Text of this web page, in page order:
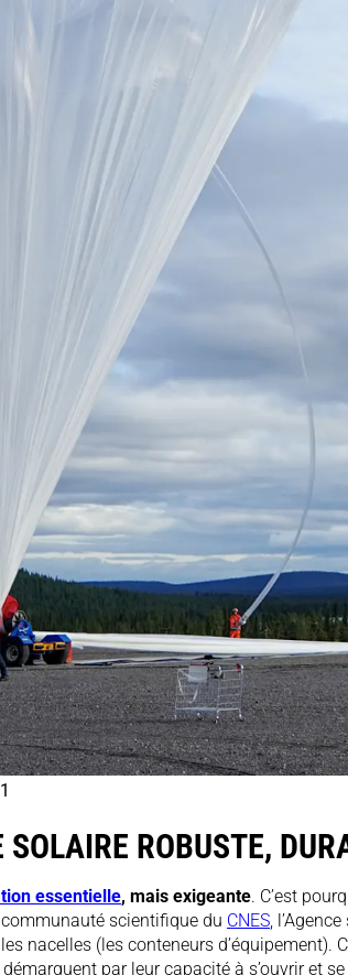
ROBUSTE,
essentielle, mais exigeante. C’est
scientifique du CNES,
nacelles (les conteneurs d’équipement).
démarquent par leur capacité à s’ouvrir et